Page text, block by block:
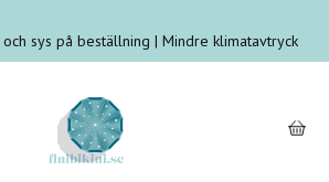
sys på beställning | Mindre klimatavtryck